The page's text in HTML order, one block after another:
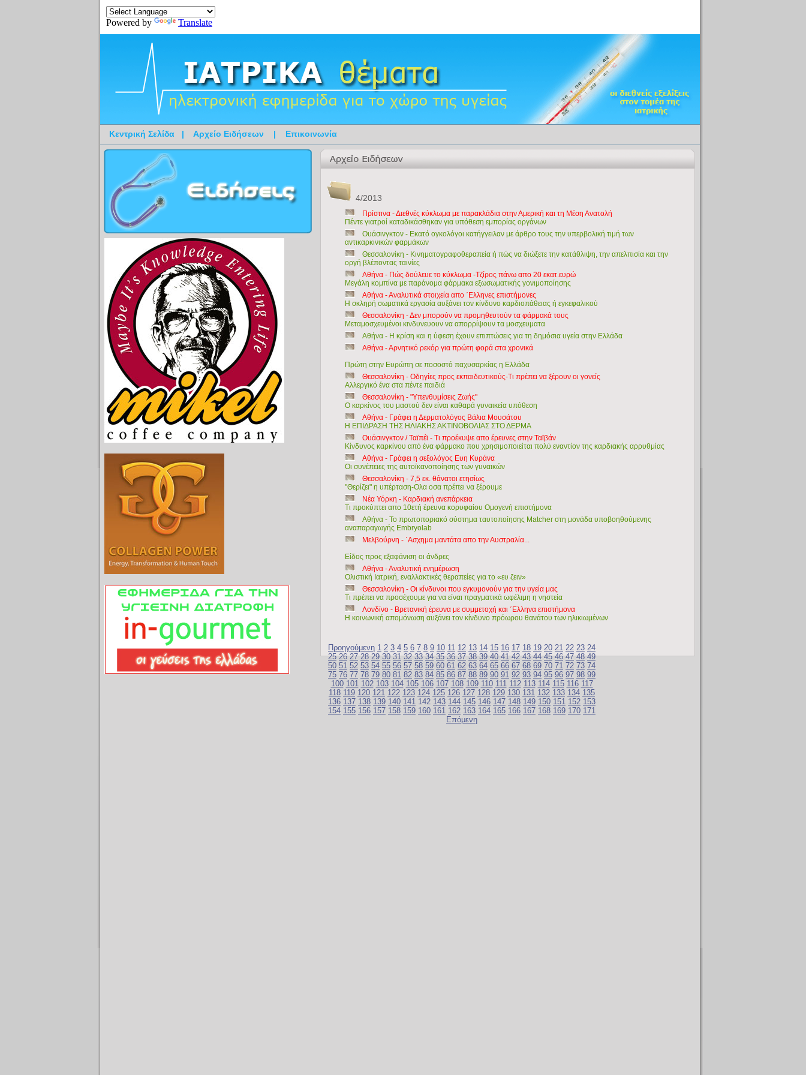
Powered by Translate
Κεντρική Σελίδα | Αρχείο Ειδήσεων | Επικοινωνία
4/2013
Πρίστινα - Διεθνές κύκλωμα με παρακλάδια στην Αμερική και τη Μέση Ανατολή
Πέντε γιατροί καταδικάσθηκαν για υπόθεση εμπορίας οργάνων
Ουάσινγκτον - Εκατό ογκολόγοι κατήγγειλαν με άρθρο τους την υπερβολική τιμή των
αντικαρκινικών φαρμάκων
Θεσσαλονίκη - Κινηματογραφοθεραπεία ή πώς να διώξετε την κατάθλιψη, την απελπισία και την
οργή βλέποντας ταινίες
Αθήνα - Πώς δούλευε το κύκλωμα -Τζίρος πάνω απο 20 εκατ.ευρώ
Μεγάλη κομπίνα με παράνομα φάρμακα εξωσωματικής γονιμοποίησης
Αθήνα - Αναλυτικά στοιχεία απο ΄Ελληνες επιστήμονες
Η σκληρή σωματικά εργασία αυξάνει τον κίνδυνο καρδιοπάθειας ή εγκεφαλικού
Θεσσαλονίκη - Δεν μπορούν να προμηθευτούν τα φάρμακά τους
Μεταμοσχευμένοι κινδυνευουν να απορρίψουν τα μοσχευματα
Αθήνα - Η κρίση και η ύφεση έχουν επιπτώσεις για τη δημόσια υγεία στην Ελλάδα
Αθήνα - Αρνητικό ρεκόρ για πρώτη φορά στα χρονικά
Πρώτη στην Ευρώπη σε ποσοστό παχυσαρκίας η Ελλάδα
Θεσσαλονίκη - Οδηγίες προς εκπαιδευτικούς-Τι πρέπει να ξέρουν οι γονείς
Αλλεργικό ένα στα πέντε παιδιά
Θεσσαλονίκη - "Υπενθυμίσεις Ζωής"
Ο καρκίνος του μαστού δεν είναι καθαρά γυναικεία υπόθεση
Αθήνα - Γράφει η Δερματολόγος Βάλια Μουσάτου
Η ΕΠΙΔΡΑΣΗ ΤΗΣ ΗΛΙΑΚΗΣ ΑΚΤΙΝΟΒΟΛΙΑΣ ΣΤΟ ΔΕΡΜΑ
Ουάσινγκτον / Ταϊπέϊ - Τι προέκυψε απο έρευνες στην Ταϊβάν
Κίνδυνος καρκίνου από ένα φάρμακο που χρησιμοποιείται πολύ εναντίον της καρδιακής αρρυθμίας
Αθήνα - Γράφει η σεξολόγος Ευη Κυράνα
Οι συνέπειες της αυτοϊκανοποίησης των γυναικών
Θεσσαλονίκη - 7,5 εκ. θάνατοι ετησίως
"Θερίζει" η υπέρταση-Ολα οσα πρέπει να ξέρουμε
Νέα Υόρκη - Καρδιακή ανεπάρκεια
Τι προκύπτει απο 10ετή έρευνα κορυφαίου Ομογενή επιστήμονα
Αθήνα - To πρωτοποριακό σύστημα ταυτοποίησης Matcher στη μονάδα υποβοηθούμενης
αναπαραγωγής Embryolab
Μελβούρνη - ΄Ασχημα μαντάτα απο την Αυστραλία...
Είδος προς εξαφάνιση οι άνδρες
Αθήνα - Αναλυτική ενημέρωση
Ολιστική Ιατρική, εναλλακτικές θεραπείες για το «ευ ζειν»
Θεσσαλονίκη - Οι κίνδυνοι που εγκυμονούν για την υγεία μας
Τι πρέπει να προσέχουμε για να είναι πραγματικά ωφέλιμη η νηστεία
Λονδίνο - Βρετανική έρευνα με συμμετοχή και ΄Ελληνα επιστήμονα
Η κοινωνική απομόνωση αυξάνει τον κίνδυνο πρόωρου θανάτου των ηλικιωμένων
Προηγούμενη 1 2 3 4 5 6 7 8 9 10 11 12 13 14 15 16 17 18 19 20 21 22 23 24
25 26 27 28 29 30 31 32 33 34 35 36 37 38 39 40 41 42 43 44 45 46 47 48 49
50 51 52 53 54 55 56 57 58 59 60 61 62 63 64 65 66 67 68 69 70 71 72 73 74
75 76 77 78 79 80 81 82 83 84 85 86 87 88 89 90 91 92 93 94 95 96 97 98 99
100 101 102 103 104 105 106 107 108 109 110 111 112 113 114 115 116 117
118 119 120 121 122 123 124 125 126 127 128 129 130 131 132 133 134 135
136 137 138 139 140 141 142 143 144 145 146 147 148 149 150 151 152 153
154 155 156 157 158 159 160 161 162 163 164 165 166 167 168 169 170 171
Επόμενη